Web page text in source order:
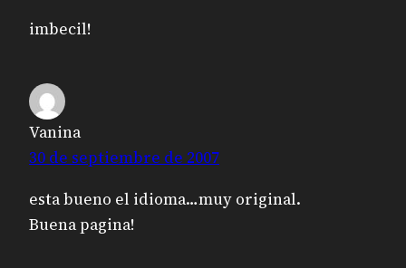
imbecil!
Vanina
30 de septiembre de 2007
esta bueno el idioma…muy original.
Buena pagina!